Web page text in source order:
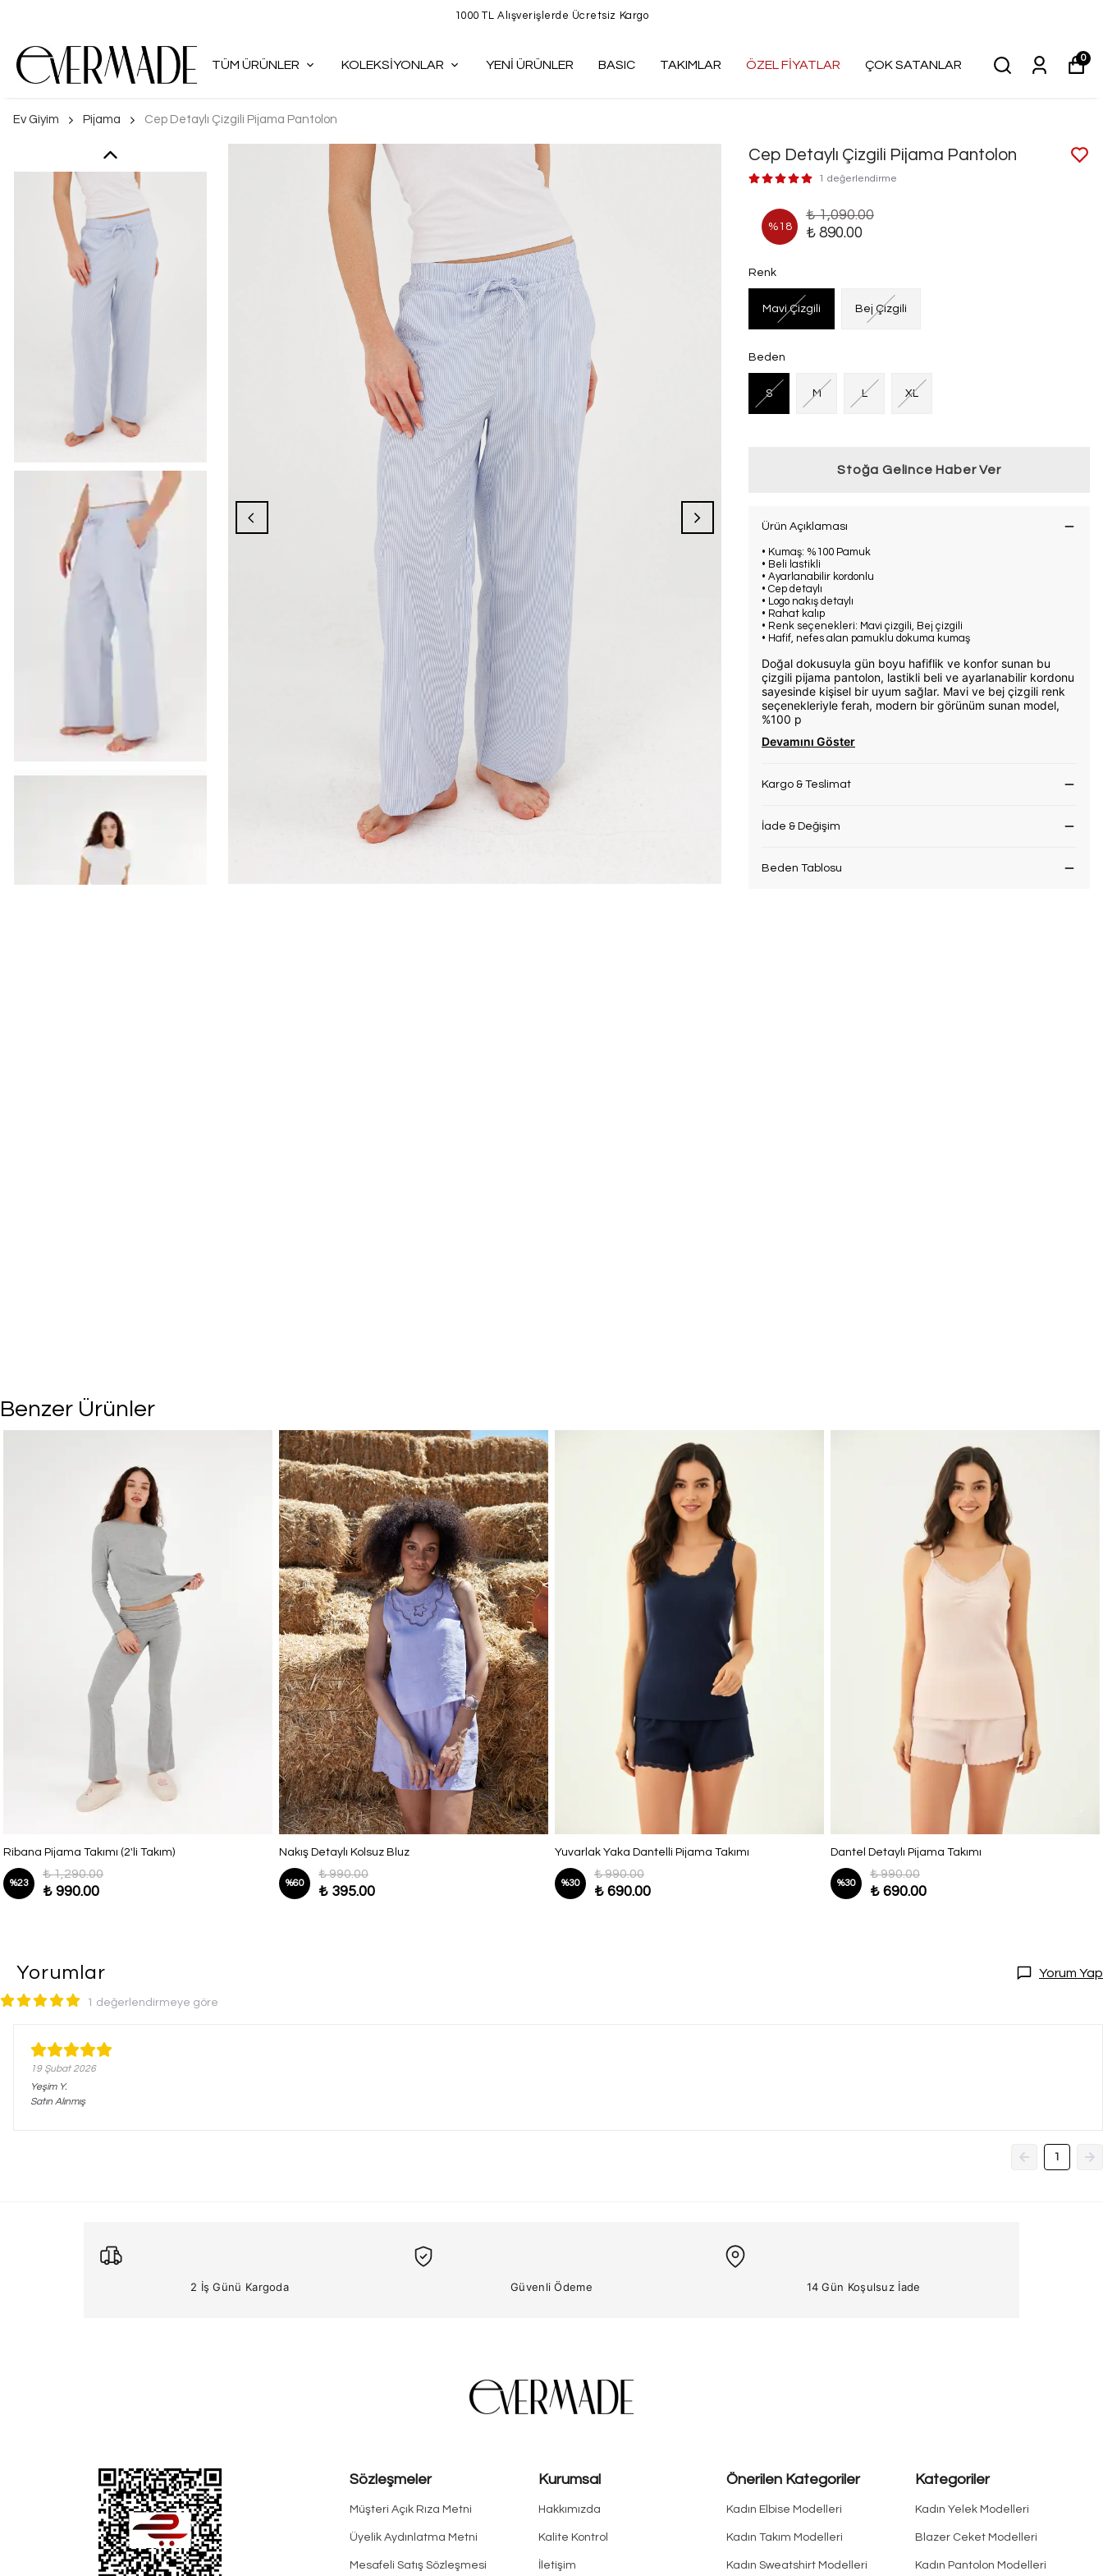
1000 TL Alışverişlerde Ücretsiz Kargo
TÜM ÜRÜNLER KOLEKSİYONLAR YENİ ÜRÜNLER BASIC TAKIMLAR ÖZEL FİYATLAR ÇOK SATANLAR
0
Ev Giyim Pijama Cep Detaylı Çizgili Pijama Pantolon
Cep Detaylı Çizgili Pijama Pantolon
1 değerlendirme
% 18
₺ 1,090.00
₺ 890.00
Renk
Mavi Çizgili Bej Çizgili
Beden
S M L XL
Stoğa Gelince Haber Ver
Ürün Açıklaması
• Kumaş: %100 Pamuk
• Beli lastikli
• Ayarlanabilir kordonlu
• Cep detaylı
• Logo nakış detaylı
• Rahat kalıp
• Renk seçenekleri: Mavi çizgili, Bej çizgili
• Hafif, nefes alan pamuklu dokuma kumaş
Doğal dokusuyla gün boyu hafiflik ve konfor sunan bu
çizgili pijama pantolon, lastikli beli ve ayarlanabilir kordonu
sayesinde kişisel bir uyum sağlar. Mavi ve bej çizgili renk
seçenekleriyle ferah, modern bir görünüm sunan model,
%100 p
Devamını Göster
Kargo & Teslimat
İade & Değişim
Beden Tablosu
Benzer Ürünler
Ribana Pijama Takımı (2'li Takım)
%23
₺ 1,290.00
₺ 990.00
Nakış Detaylı Kolsuz Bluz
%60
₺ 990.00
₺ 395.00
Yuvarlak Yaka Dantelli Pijama Takımı
%30
₺ 990.00
₺ 690.00
Dantel Detaylı Pijama Takımı
%30
₺ 990.00
₺ 690.00
Yorumlar Yorum Yap
1 değerlendirmeye göre
19 Şubat 2026
Yeşim Y.
Satın Alınmış
1
2 İş Günü Kargoda Güvenli Ödeme 14 Gün Koşulsuz İade
Sözleşmeler
Müşteri Açık Rıza Metni
Üyelik Aydınlatma Metni
Mesafeli Satış Sözleşmesi
Kurumsal
Hakkımızda
Kalite Kontrol
İletişim
Önerilen Kategoriler
Kadın Elbise Modelleri
Kadın Takım Modelleri
Kadın Sweatshirt Modelleri
Kategoriler
Kadın Yelek Modelleri
Blazer Ceket Modelleri
Kadın Pantolon Modelleri